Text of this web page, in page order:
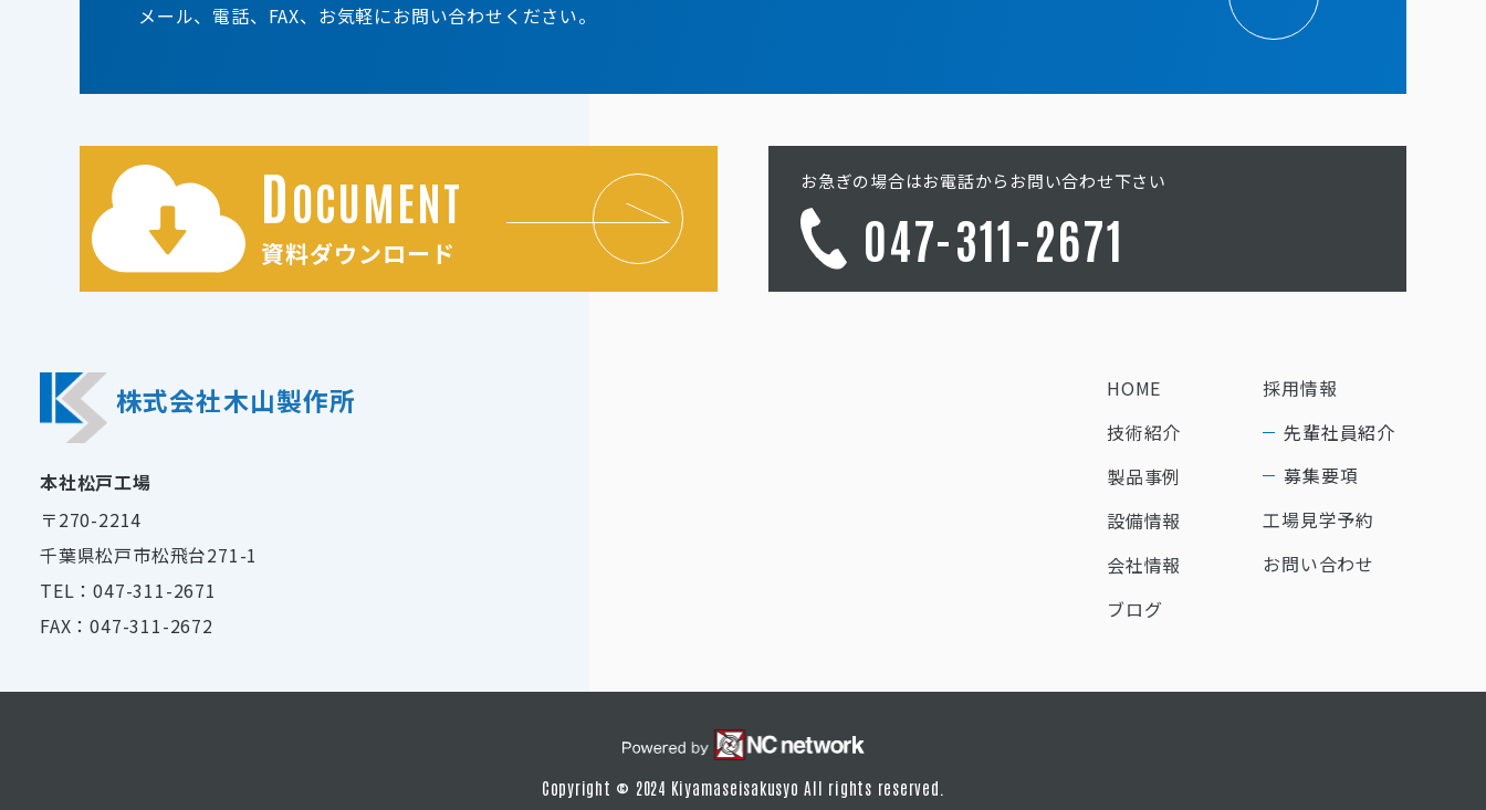
メール、電話、FAX、お気軽にお問い合わせください。
DOCUMENT
資料ダウンロード
お急ぎの場合はお電話からお問い合わせ下さい
047-311-2671
株式会社木山製作所
本社松戸工場
〒270-2214
千葉県松戸市松飛台271-1
TEL：047-311-2671
FAX：047-311-2672
HOME
技術紹介
製品事例
設備情報
会社情報
ブログ
採用情報
先輩社員紹介
募集要項
工場見学予約
お問い合わせ
Copyright © 2024 Kiyamaseisakusyo All rights reserved.